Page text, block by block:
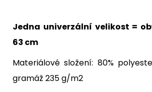
Jedna univerzální velikost =
63 cm
Materiálové složení: 80%
gramáž 235 g/m2